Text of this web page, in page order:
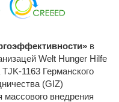
в
Welt Hunger Hilfe
1163 Германского
(GIZ)
внедрения